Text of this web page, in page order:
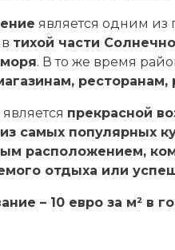
является одним из
тихой части
. В то же время
прекрасной
самых популярных
расположением,
отдыха или
– 10 евро за м² в